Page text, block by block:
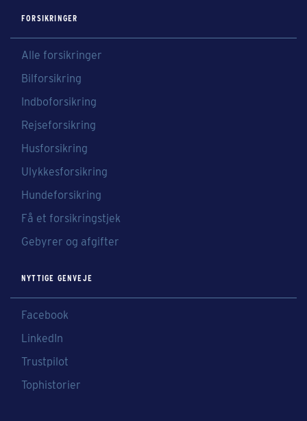
FORSIKRINGER
Alle forsikringer
Bilforsikring
Indboforsikring
Rejseforsikring
Husforsikring
Ulykkesforsikring
Hundeforsikring
Få et forsikringstjek
Gebyrer og afgifter
NYTTIGE GENVEJE
Facebook
LinkedIn
Trustpilot
Tophistorier